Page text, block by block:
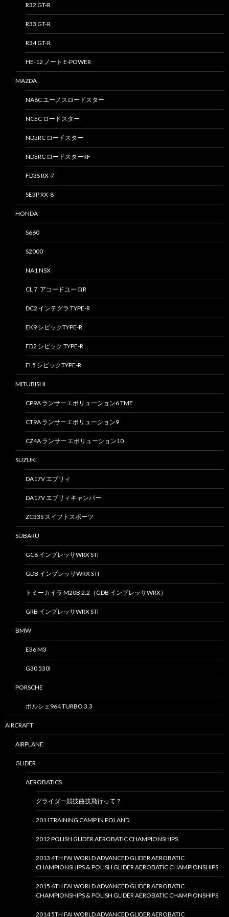
R32 GT-R
R33 GT-R
R34 GT-R
HE-12 ノート E-POWER
MAZDA
NA8C ユーノスロードスター
NCEC ロードスター
ND5RC ロードスター
NDERC ロードスターRF
FD3S RX-7
SE3P RX-8
HONDA
S660
S2000
NA1 NSX
CL７ アコードユーロR
DC2 インテグラ TYPE-R
EK9 シビックTYPE-R
FD2 シビック TYPE-R
FL5 シビックTYPE-R
MITUBISHI
CP9A ランサーエボリューション6 TME
CT9A ランサーエボリューション9
CZ4A ランサー エボリューション10
SUZUKI
DA17V エブリィ
DA17V エブリィキャンパー
ZC33S スイフトスポーツ
SUBARU
GC8 インプレッサWRX STI
GDB インプレッサWRX STI
トミーカイラ M20B 2.2（GDB インプレッサWRX）
GRB インプレッサWRX STI
BMW
E36 M3
G30 530I
PORSCHE
ポルシェ964 TURBO 3.3
AIRCRAFT
AIRPLANE
GLIDER
AEROBATICS
グライダー競技曲技飛行って？
2011TRAINING CAMP IN POLAND
2012 POLISH GLIDER AEROBATIC CHAMPIONSHIPS
2013 4TH FAI WORLD ADVANCED GLIDER AEROBATIC
CHAMPIONSHIPS & POLISH GLIDER AEROBATIC CHAMPIONSHIPS
2015 6TH FAI WORLD ADVANCED GLIDER AEROBATIC
CHAMPIONSHIPS & POLISH GLIDER AEROBATIC CHAMPIONSHIPS
2014 5TH FAI WORLD ADVANCED GLIDER AEROBATIC